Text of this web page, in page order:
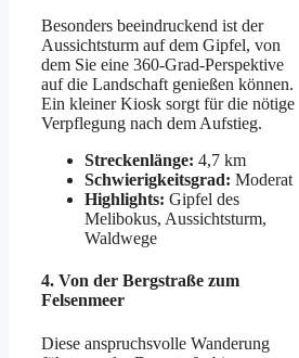
Besonders beeindruckend ist der
Aussichtsturm auf dem Gipfel, von
dem Sie eine 360-Grad-Perspektive
auf die Landschaft genießen können.
Ein kleiner Kiosk sorgt für die nötige
Verpflegung nach dem Aufstieg.
Streckenlänge: 4,7 km
Schwierigkeitsgrad: Moderat
Highlights: Gipfel des
Melibokus, Aussichtsturm,
Waldwege
4. Von der Bergstraße zum
Felsenmeer
Diese anspruchsvolle Wanderung